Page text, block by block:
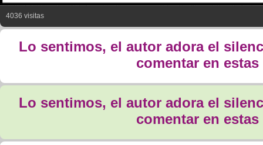
4036 visitas
Lo sentimos, el autor adora el
comentar en
Lo sentimos, el autor adora el
comentar en